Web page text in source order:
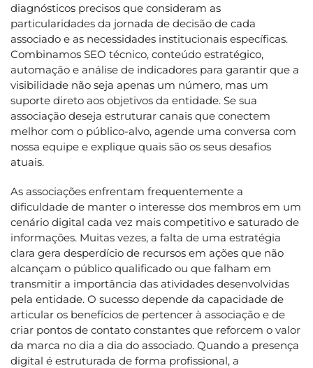
diagnósticos precisos que consideram as
particularidades da jornada de decisão de cada
associado e as necessidades institucionais específicas.
Combinamos SEO técnico, conteúdo estratégico,
automação e análise de indicadores para garantir que a
visibilidade não seja apenas um número, mas um
suporte direto aos objetivos da entidade. Se sua
associação deseja estruturar canais que conectem
melhor com o público-alvo, agende uma conversa com
nossa equipe e explique quais são os seus desafios
atuais.
As associações enfrentam frequentemente a
dificuldade de manter o interesse dos membros em um
cenário digital cada vez mais competitivo e saturado de
informações. Muitas vezes, a falta de uma estratégia
clara gera desperdício de recursos em ações que não
alcançam o público qualificado ou que falham em
transmitir a importância das atividades desenvolvidas
pela entidade. O sucesso depende da capacidade de
articular os benefícios de pertencer à associação e de
criar pontos de contato constantes que reforcem o valor
da marca no dia a dia do associado. Quando a presença
digital é estruturada de forma profissional, a